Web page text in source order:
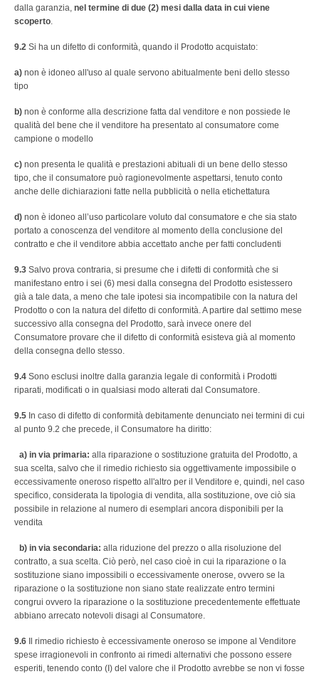
dalla garanzia, nel termine di due (2) mesi dalla data in cui viene
scoperto.
9.2 Si ha un difetto di conformità, quando il Prodotto acquistato:
a) non è idoneo all'uso al quale servono abitualmente beni dello stesso
tipo
b) non è conforme alla descrizione fatta dal venditore e non possiede le
qualità del bene che il venditore ha presentato al consumatore come
campione o modello
c) non presenta le qualità e prestazioni abituali di un bene dello stesso
tipo, che il consumatore può ragionevolmente aspettarsi, tenuto conto
anche delle dichiarazioni fatte nella pubblicità o nella etichettatura
d) non è idoneo all’uso particolare voluto dal consumatore e che sia stato
portato a conoscenza del venditore al momento della conclusione del
contratto e che il venditore abbia accettato anche per fatti concludenti
9.3 Salvo prova contraria, si presume che i difetti di conformità che si
manifestano entro i sei (6) mesi dalla consegna del Prodotto esistessero
già a tale data, a meno che tale ipotesi sia incompatibile con la natura del
Prodotto o con la natura del difetto di conformità. A partire dal settimo mese
successivo alla consegna del Prodotto, sarà invece onere del
Consumatore provare che il difetto di conformità esisteva già al momento
della consegna dello stesso.
9.4 Sono esclusi inoltre dalla garanzia legale di conformità i Prodotti
riparati, modificati o in qualsiasi modo alterati dal Consumatore.
9.5 In caso di difetto di conformità debitamente denunciato nei termini di cui
al punto 9.2 che precede, il Consumatore ha diritto:
a) in via primaria: alla riparazione o sostituzione gratuita del Prodotto, a
sua scelta, salvo che il rimedio richiesto sia oggettivamente impossibile o
eccessivamente oneroso rispetto all'altro per il Venditore e, quindi, nel caso
specifico, considerata la tipologia di vendita, alla sostituzione, ove ciò sia
possibile in relazione al numero di esemplari ancora disponibili per la
vendita
b) in via secondaria: alla riduzione del prezzo o alla risoluzione del
contratto, a sua scelta. Ciò però, nel caso cioè in cui la riparazione o la
sostituzione siano impossibili o eccessivamente onerose, ovvero se la
riparazione o la sostituzione non siano state realizzate entro termini
congrui ovvero la riparazione o la sostituzione precedentemente effettuate
abbiano arrecato notevoli disagi al Consumatore.
9.6 Il rimedio richiesto è eccessivamente oneroso se impone al Venditore
spese irragionevoli in confronto ai rimedi alternativi che possono essere
esperiti, tenendo conto (I) del valore che il Prodotto avrebbe se non vi fosse